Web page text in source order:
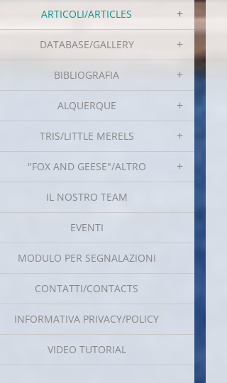
ARTICOLI/ARTICLES
DATABASE/GALLERY
BIBLIOGRAFIA
ALQUERQUE
TRIS/LITTLE MERELS
"FOX AND GEESE"/ALTRO
IL NOSTRO TEAM
EVENTI
MODULO PER SEGNALAZIONI
CONTATTI/CONTACTS
INFORMATIVA PRIVACY/POLICY
VIDEO TUTORIAL